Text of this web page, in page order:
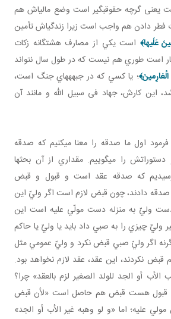
يعنی گرچه حقوق بگير است وضع مالي اش هم
فطر دادن هم واجب است زيرا زندگي اش تأمين
عَلَيها‏﴾ است يکي از مصارف هشت گانه زکات
است طوري هم نيست که در طول سال نتواند
﴾؛ يا کسي که در جبهه هاي جنگ است،
اين کارش، جهاد فی سبيل الله و مانند آن
اول ما صدقه را معنا مي کنيم که صدقه
را مي گوييم. مقداري از آن بحث ها
که صدقه عقد است و قبول و قبض
دادند، چون قبض لازم است اگر وليّ اين
دست وليّ به منزله دست مولّي عليه است اين
چيزي را به صبي داد بايد يا وليّ يا حاکم
اگر وليّ صبي قبض نکرد و وليّ عمومي مثل
نکردند، اين عقد، عقد لازم نخواهد بود.
أو الجد للولد الصغير لزم بالعقد» چرا؟
قبول هست قبض هم حاصل است «لأن قبض
عليه؛ اما «و لو وهبه غير الأب أو الجد»